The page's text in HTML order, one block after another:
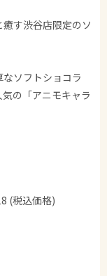
す渋谷店限定のソ
ソフトショコラ
の「アニモキャラ
(税込価格)